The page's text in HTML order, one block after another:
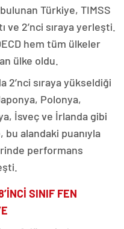
bulunan Türkiye, TIMSS
ve 2’nci sıraya yerleşti.
hem tüm ülkeler
ülke oldu.
2’nci sıraya yükseldiği
Polonya,
İsveç ve İrlanda gibi
bu alandaki puanıyla
performans
SINIF FEN